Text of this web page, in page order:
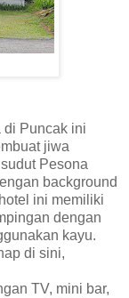
di Puncak ini
jiwa
Pesona
background
ini memiliki
dengan
kayu.
di sini,
TV, mini bar,